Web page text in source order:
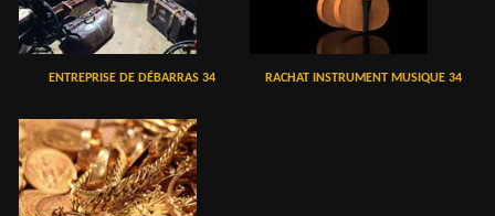
ENTREPRISE DE DÉBARRAS 34 RACHAT INSTRUMENT MUSIQUE 34